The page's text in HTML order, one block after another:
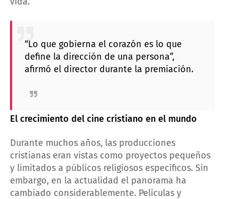
“Lo que gobierna el corazón es lo que
define la dirección de una persona”,
afirmó el director durante la premiación.
El crecimiento del cine cristiano en el mundo
Durante muchos años, las producciones
cristianas eran vistas como proyectos pequeños
y limitados a públicos religiosos específicos. Sin
embargo, en la actualidad el panorama ha
cambiado considerablemente. Películas y